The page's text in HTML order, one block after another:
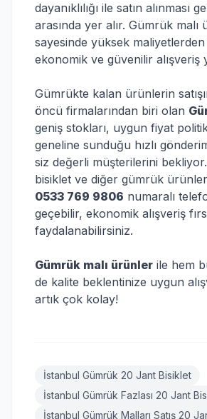
dayanıklılığı ile satın alınması
arasında yer alır. Gümrük malı
sayesinde yüksek maliyetlerden
ekonomik ve güvenilir alışveriş
Gümrükte kalan ürünlerin
öncü firmalarından biri olan
geniş stokları, uygun fiyat
geneline sunduğu hızlı
siz değerli müşterilerini
bisiklet ve diğer gümrük
0533 769 9806 numaralı
geçebilir, ekonomik alışveriş
faydalanabilirsiniz.
Gümrük malı ürünler ile hem
de kalite beklentinize uygun
artık çok kolay!
İstanbul Gümrük 20 Jant Bisiklet
İstanbul Gümrük Fazlası 20 Jant
İstanbul Gümrük Malları Satış 20